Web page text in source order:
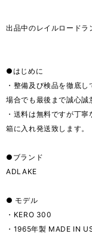
出品中のレイルロードラ
●はじめに
・整備及び検品を徹底
場合でも最後まで誠心誠
・送料は無料ですが丁
箱に入れ発送致します。
●ブランド
ADLAKE
● モデル
・KERO 300
・1965年製 MADE IN